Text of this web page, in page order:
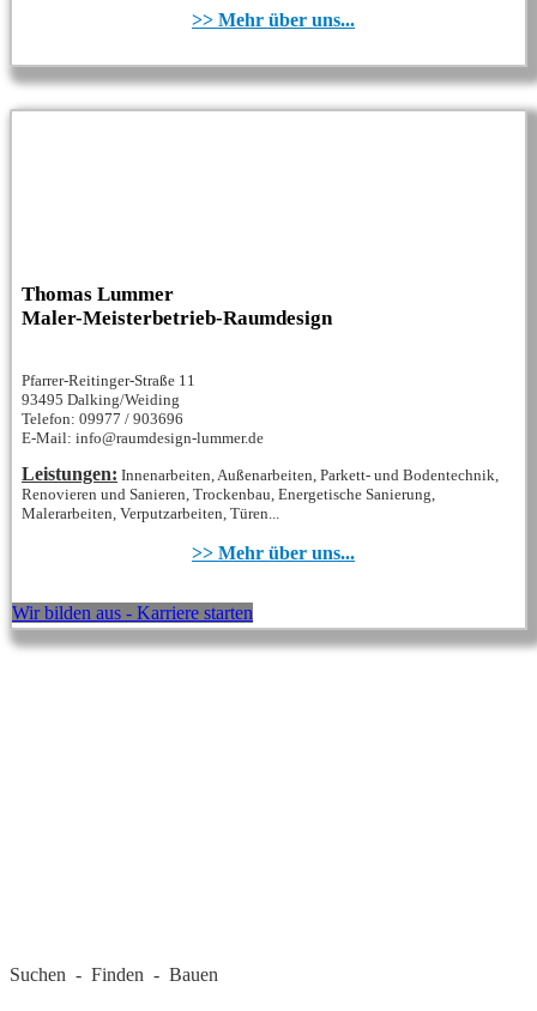
>> Mehr über uns...
Thomas Lummer
Maler-Meisterbetrieb-Raumdesign
Pfarrer-Reitinger-Straße 11
93495 Dalking/Weiding
Telefon: 09977 / 903696
E-Mail: info@raumdesign-lummer.de
Leistungen: Innenarbeiten, Außenarbeiten, Parkett- und Bodentechnik,
Renovieren und Sanieren, Trockenbau, Energetische Sanierung,
Malerarbeiten, Verputzarbeiten, Türen...
>> Mehr über uns...
Wir bilden aus - Karriere starten
Suchen - Finden - Bauen